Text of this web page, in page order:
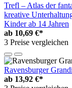
Trefl – Atlas der
kreative
Kinder ab 14 Jahren
ab 10,69 €*
3 Preise vergleichen
Ravensburger
ab 13,92 €*